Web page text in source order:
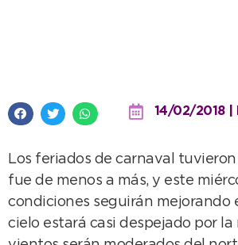
14/02/2018 |
Los feriados de carnaval
fue de menos a más, y este
condiciones seguirán mejorando
cielo estará casi despejado por la